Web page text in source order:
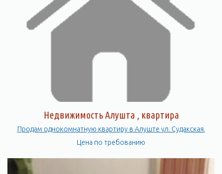
Недвижимость Алушта , квартира
Продам однокомнатную квартиру в Алуште ул. Судакская.
Цена по требованию